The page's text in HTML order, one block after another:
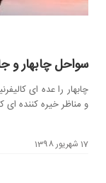
سواحل چابهار و
چابهار را عده ای
و مناظر خیره کننده ای
17 شهریور 1398